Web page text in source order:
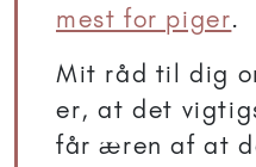
mest for piger.
Mit råd til dig
er, at det
får æren af at